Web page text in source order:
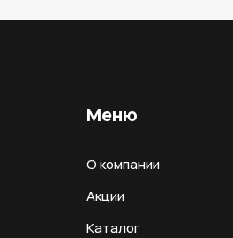
Меню
О компании
Акции
Каталог